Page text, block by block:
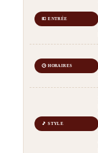
💶 ENTRÉE
🕒 HORAIRES
🎵 STYLE